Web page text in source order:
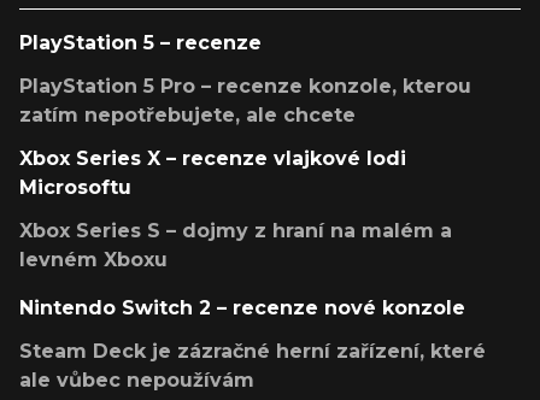
PlayStation 5 – recenze
PlayStation 5 Pro – recenze konzole, kterou
zatím nepotřebujete, ale chcete
Xbox Series X – recenze vlajkové lodi
Microsoftu
Xbox Series S – dojmy z hraní na malém a
levném Xboxu
Nintendo Switch 2 – recenze nové konzole
Steam Deck je zázračné herní zařízení, které
ale vůbec nepoužívám